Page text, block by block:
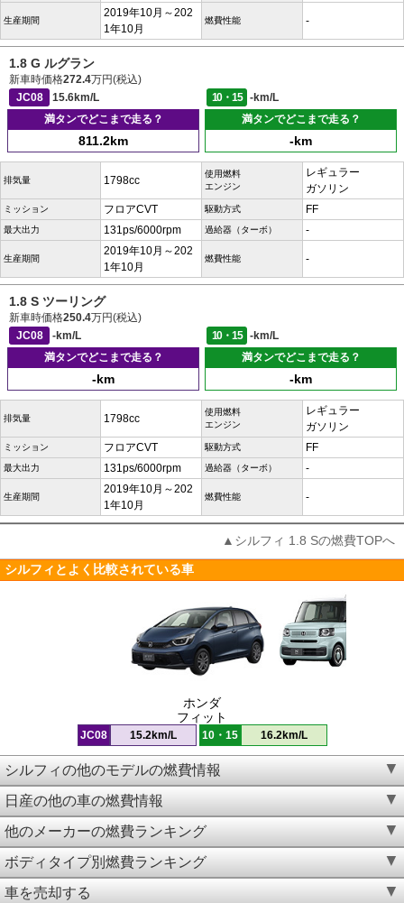
生産期間
2019年10月～202
1年10月
燃費性能 -
1.8 G ルグラン
新車時価格272.4万円(税込)
JC08
15.6km/L 10・15
-km/L
満タンでどこまで走る？
811.2km
満タンでどこまで走る？
-km
排気量 1798cc
使用燃料
エンジン
レギュラー
ガソリン
ミッション フロアCVT 駆動方式 FF
最大出力 131ps/6000rpm 過給器（ターボ） -
生産期間
2019年10月～202
1年10月
燃費性能 -
1.8 S ツーリング
新車時価格250.4万円(税込)
JC08
-km/L 10・15
-km/L
満タンでどこまで走る？
-km
満タンでどこまで走る？
-km
排気量 1798cc
使用燃料
エンジン
レギュラー
ガソリン
ミッション フロアCVT 駆動方式 FF
最大出力 131ps/6000rpm 過給器（ターボ） -
生産期間
2019年10月～202
1年10月
燃費性能 -
▲シルフィ 1.8 Sの燃費TOPへ
シルフィとよく比較されている車
ホンダ
フィット
JC08 15.2km/L 10・15 16.2km/L
シルフィの他のモデルの燃費情報
日産の他の車の燃費情報
他のメーカーの燃費ランキング
ボディタイプ別燃費ランキング
車を売却する